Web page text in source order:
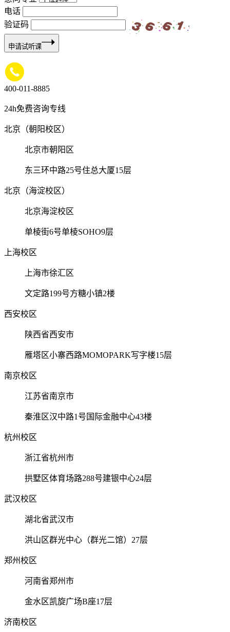
电话
验证码
申请试听课
400-011-8885
24h免费咨询专线
北京（朝阳校区）
北京市朝阳区
东三环中路25号住总大厦15层
北京（海淀校区）
北京海淀校区
单棱街6号单棱SOHO9层
上海校区
上海市徐汇区
文定路199号方糖小镇2楼
西安校区
陕西省西安市
雁塔区小寨西路MOMOPARK写字楼15层
南京校区
江苏省南京市
秦淮区汉中路1号国际金融中心43楼
杭州校区
浙江省杭州市
拱墅区体育场路288号建银中心24层
武汉校区
湖北省武汉市
洪山区群光中心（群光二馆）27层
郑州校区
河南省郑州市
金水区凯旋广场B座17层
济南校区